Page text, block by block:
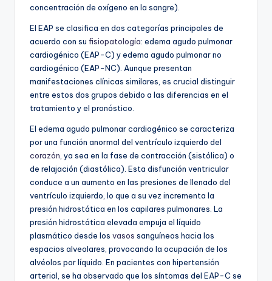
concentración de oxígeno en la sangre).
El EAP se clasifica en dos categorías principales de
acuerdo con su fisiopatología: edema agudo pulmonar
cardiogénico (EAP-C) y edema agudo pulmonar no
cardiogénico (EAP-NC). Aunque presentan
manifestaciones clínicas similares, es crucial distinguir
entre estos dos grupos debido a las diferencias en el
tratamiento y el pronóstico.
El edema agudo pulmonar cardiogénico se caracteriza
por una función anormal del ventrículo izquierdo del
corazón , ya sea en la fase de contracción (sistólica) o
de relajación (diastólica). Esta disfunción ventricular
conduce a un aumento en las presiones de llenado del
ventrículo izquierdo, lo que a su vez incrementa la
presión hidrostática en los capilares pulmonares. La
presión hidrostática elevada empuja el líquido
plasmático desde los vasos sanguíneos hacia los
espacios alveolares, provocando la ocupación de los
alvéolos por líquido. En pacientes con hipertensión
arterial, se ha observado que los síntomas del EAP-C se